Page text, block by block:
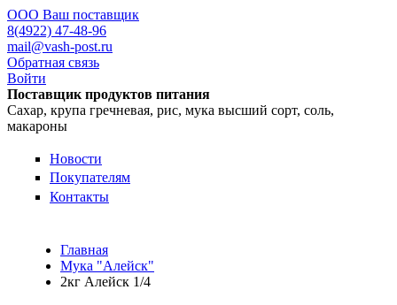
ООО Ваш поставщик
8(4922) 47-48-96
mail@vash-post.ru
Обратная связь
Войти
Поставщик продуктов питания
Сахар, крупа гречневая, рис, мука высший сорт, соль,
макароны
Новости
Покупателям
Контакты
Главная
Мука "Алейск"
2кг Алейск 1/4